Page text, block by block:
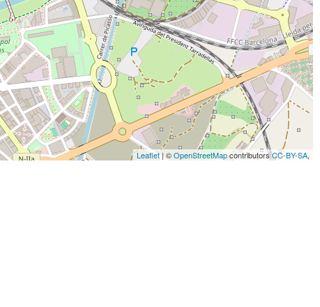
Leaflet | ©OpenStreetMapcontributorsCC-BY-SA,